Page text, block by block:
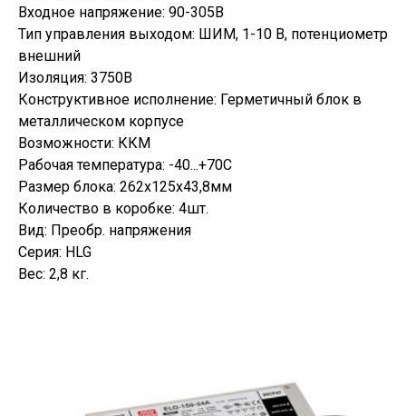
Входное напряжение: 90-305В
Тип управления выходом: ШИМ, 1-10 В, потенциометр
внешний
Изоляция: 3750В
Конструктивное исполнение: Герметичный блок в
металлическом корпусе
Возможности: ККМ
Рабочая температура: -40...+70С
Размер блока: 262х125х43,8мм
Количество в коробке: 4шт.
Вид: Преобр. напряжения
Серия: HLG
Вес: 2,8 кг.